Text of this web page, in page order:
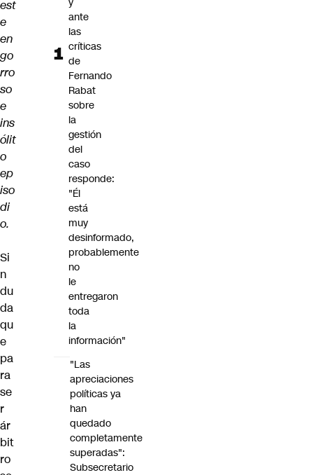
est
e
en
go
rro
so
e
ins
ólit
o
ep
iso
di
o.
Si
n
du
da
qu
e
pa
ra
se
r
ár
bit
ro
ante
las
críticas
de
Fernando
Rabat
sobre
la
gestión
del
caso
responde:
"Él
está
muy
desinformado,
probablemente
no
le
entregaron
toda
la
información"
"Las
apreciaciones
políticas ya
han
quedado
completamente
superadas":
Subsecretario